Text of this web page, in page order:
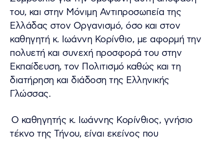
του, και στην Μόνιμη Αντιπροσωπεία της
Ελλάδας στον Οργανισμό, όσο και στον
καθηγητή κ. Ιωάννη Κορίνθιο, με αφορμή την
πολυετή και συνεχή προσφορά του στην
Εκπαίδευση, τον Πολιτισμό καθώς και τη
διατήρηση και διάδοση της Ελληνικής
Γλώσσας.
Ο καθηγητής κ. Ιωάννης Κορίνθιος, γνήσιο
τέκνο της Τήνου, είναι εκείνος που